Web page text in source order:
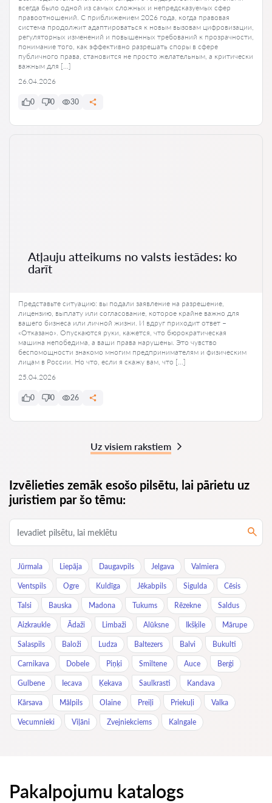
всегда было одной из самых сложных и непредсказуемых сфер
правоотношений. С приближением 2026 года, когда правовая
система продолжит адаптироваться к новым вызовам цифровизации,
регуляторных изменений и повышенных требований к прозрачности,
понимание того, как эффективно разрешать споры в сфере
публичного права, становится не просто желательным, а критически
важным для […]
26.04.2026
0 0 30
Atļauju atteikums no valsts iestādes: ko
darīt
Представьте ситуацию: вы подали заявление на разрешение,
лицензию, выплату или согласование, которое крайне важно для
вашего бизнеса или личной жизни. И вдруг приходит ответ –
«Отказано». Опускаются руки, кажется, что бюрократическая
машина непобедима, а ваши права нарушены. Это чувство
беспомощности знакомо многим предпринимателям и физическим
лицам в России. Но что, если я скажу вам, что […]
25.04.2026
0 0 26
Uz visiem rakstiem
Izvēlieties zemāk esošo pilsētu, lai pārietu uz
juristiem par šo tēmu:
Jūrmala Liepāja Daugavpils Jelgava Valmiera
Ventspils Ogre Kuldīga Jēkabpils Sigulda Cēsis
Talsi Bauska Madona Tukums Rēzekne Saldus
Aizkraukle Ādaži Limbaži Alūksne Ikšķile Mārupe
Salaspils Baloži Ludza Baltezers Balvi Bukulti
Carnikava Dobele Piņķi Smiltene Auce Berģi
Gulbene Iecava Ķekava Saulkrasti Kandava
Kārsava Mālpils Olaine Preiļi Priekuļi Valka
Vecumnieki Viļāni Zvejniekciems Kalngale
Pakalpojumu katalogs